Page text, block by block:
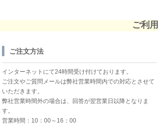
ご利
ご注文方法
インターネットにて24時間受け付けております。
ご注文やご質問メールは弊社営業時間内での対応とさせて
いただきます。
弊社営業時間外の場合は、回答が翌営業日以降となりま
す。
営業時間：10：00～16：00